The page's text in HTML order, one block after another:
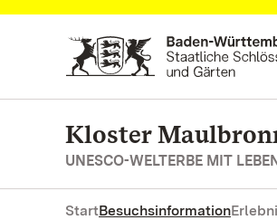
Zum Hauptinhalt springen
Kloster
UNESCO-WELTERBE MIT
StartBesuchsinformation